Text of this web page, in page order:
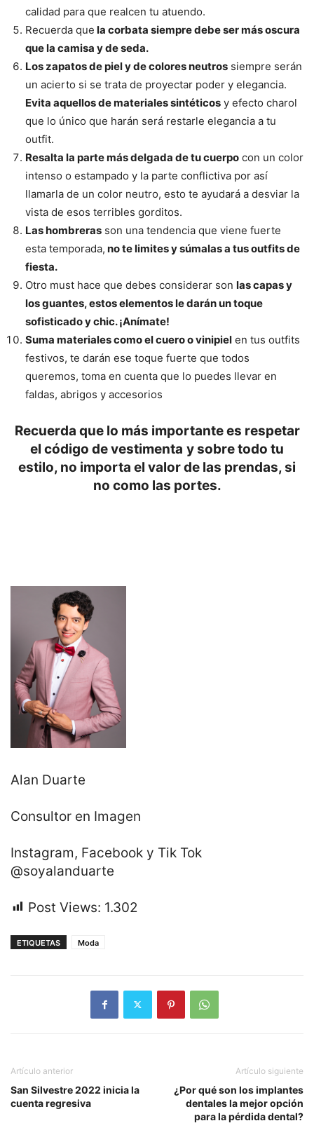
calidad para que realcen tu atuendo.
Recuerda que la corbata siempre debe ser más oscura
que la camisa y de seda.
Los zapatos de piel y de colores neutros siempre serán
un acierto si se trata de proyectar poder y elegancia.
Evita aquellos de materiales sintéticos y efecto charol
que lo único que harán será restarle elegancia a tu
outfit.
Resalta la parte más delgada de tu cuerpo con un color
intenso o estampado y la parte conflictiva por así
llamarla de un color neutro, esto te ayudará a desviar la
vista de esos terribles gorditos.
Las hombreras son una tendencia que viene fuerte
esta temporada, no te limites y súmalas a tus outfits de
fiesta.
Otro must hace que debes considerar son las capas y
los guantes, estos elementos le darán un toque
sofisticado y chic. ¡Anímate!
Suma materiales como el cuero o vinipiel en tus outfits
festivos, te darán ese toque fuerte que todos
queremos, toma en cuenta que lo puedes llevar en
faldas, abrigos y accesorios
Recuerda que lo más importante es respetar
el código de vestimenta y sobre todo tu
estilo, no importa el valor de las prendas, si
no como las portes.
Alan Duarte
Consultor en Imagen
Instagram, Facebook y Tik Tok
@soyalanduarte
Post Views: 1.302
ETIQUETAS Moda
Artículo anterior
San Silvestre 2022 inicia la
cuenta regresiva
Artículo siguiente
¿Por qué son los implantes
dentales la mejor opción
para la pérdida dental?